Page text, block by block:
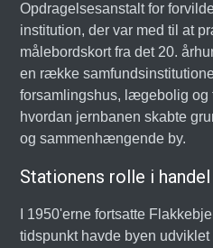
Opdragelsesanstalt for
institution, der var med til at
målebordskort fra det 20.
en række
forsamlingshus, lægebolig og
hvordan jernbanen skabte
og sammenhængende by.
Stationens rolle i
I 1950'erne fortsatte
tidspunkt havde byen